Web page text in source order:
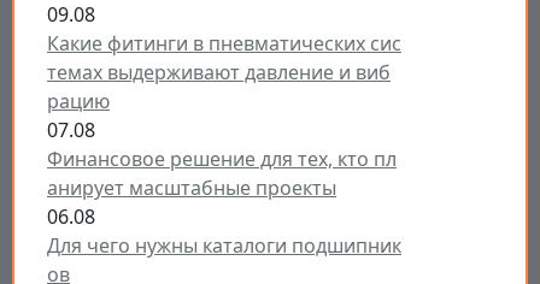
09.08
Какие фитинги в пневматических сис
темах выдерживают давление и виб
рацию
07.08
Финансовое решение для тех, кто пл
анирует масштабные проекты
06.08
Для чего нужны каталоги подшипник
ов